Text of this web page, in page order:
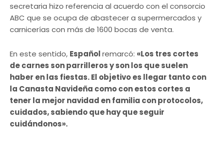
secretaria hizo referencia al acuerdo con el consorcio
ABC que se ocupa de abastecer a supermercados y
carnicerías con más de 1600 bocas de venta.
En este sentido, Españolremarcó: «Los tres cortes
de carnes son parrilleros y son los que suelen
haber en las fiestas. El objetivo es llegar tanto con
la Canasta Navideña como con estos cortes a
tener la mejor navidad en familia con protocolos,
cuidados, sabiendo que hay que seguir
cuidándonos».